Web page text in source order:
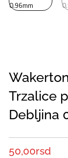
Trzalice
Debljina
50,00rsd